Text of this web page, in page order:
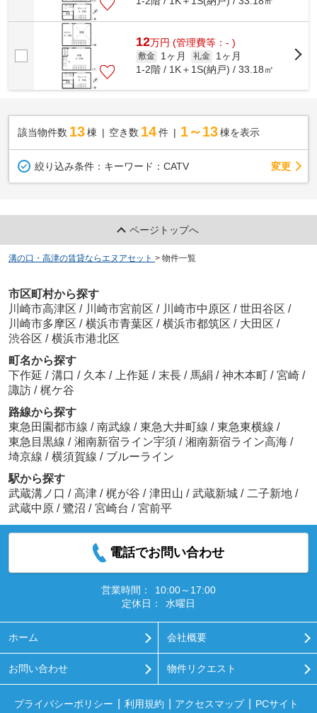
12万円 (管理費等：- )
敷金 1ヶ月 礼金
1ヶ月
1-2階 / 1K＋1S(納戸) / 33.18㎡
該当物件数 13棟 空き数 14 件 1～13 棟を表示
絞り込み条件： キーワード：CATV 変更
ページトップへ
溝の口・高津の賃貸ならエヌアセット > 物件一覧
市区町村から探す
川崎市高津区 / 川崎市宮前区 / 川崎市中原区 / 世田谷区 /
川崎市多摩区 / 横浜市青葉区 / 横浜市都筑区 / 大田区 /
渋谷区 / 横浜市港北区
町名から探す
下作延 / 溝口 / 久本 / 上作延 / 末長 / 馬絹 / 神木本町 / 宮崎 /
諏訪 / 梶ケ谷
路線から探す
東急田園都市線 / 南武線 / 東急大井町線 / 東急東横線 /
東急目黒線 / 湘南新宿ライン宇須 / 湘南新宿ライン高海 /
埼京線 / 横須賀線 / ブルーライン
駅から探す
武蔵溝ノ口 / 高津 / 梶が谷 / 津田山 / 武蔵新城 / 二子新地 /
武蔵中原 / 鷺沼 / 宮崎台 / 宮前平
電話でお問い合わせ
営業時間：
10:00～17:00
定休日：
水曜日
ホーム 会社概要
お問い合わせ 物件リクエスト
プライバシーポリシー 利用規約 アクセスマップ PCサイト